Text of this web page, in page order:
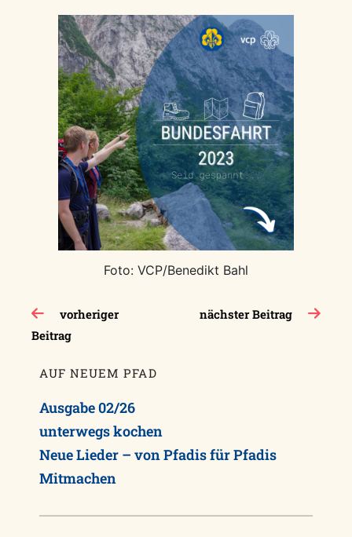
Foto: VCP/Benedikt Bahl
Beitragsnavigation
vorheriger
Beitrag
nächster Beitrag
AUF NEUEM PFAD
Ausgabe 02/26
unterwegs kochen
Neue Lieder – von Pfadis für Pfadis
Mitmachen